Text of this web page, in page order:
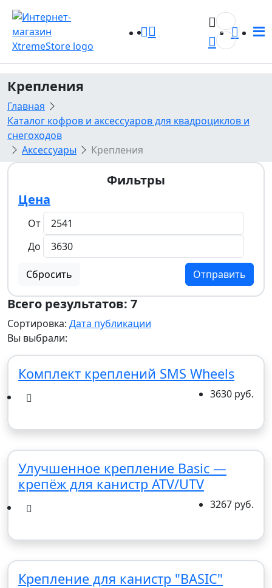
Крепления
Главная
Каталог кофров и аксессуаров для квадроциклов и
снегоходов
Аксессуары
Крепления
Фильтры
Цена
От
До
Сбросить Отправить
Всего результатов: 7
Сортировка: Дата публикации
Вы выбрали:
Комплект креплений SMS Wheels
3630 руб.
Улучшенное крепление Basic —
крепёж для канистр ATV/UTV
3267 руб.
Крепление для канистр "BASIC"